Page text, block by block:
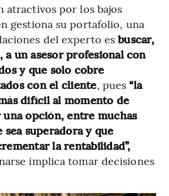
atractivos por los bajos
gestiona su portafolio, una
del experto esbuscar,
un asesor profesional con
y que solo cobre
con el cliente, pues“la
difícil al momento de
opción, entre muchas
sea superadora y que
la rentabilidad”,
implica tomar decisiones